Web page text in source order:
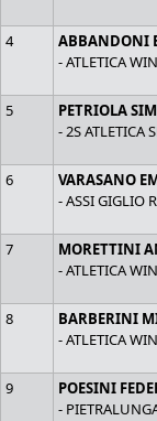
4
ABBANDONI
- ATLETICA
5
PETRIOLA
- 2S ATLETICA
6
VARASANO
- ASSI GIGLIO
7
MORETTINI
- ATLETICA
8
BARBERINI
- ATLETICA
9
POESINI
-